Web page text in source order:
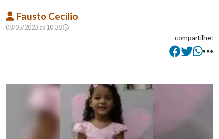
Fausto Cecilio
08/05/2023 as 10:38
compartilhe: